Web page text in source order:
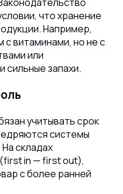
что хранение
Например,
витаминами, но не с
или
запахи.
учитывать срок
системы
На складах
(first in — first out),
с более ранней